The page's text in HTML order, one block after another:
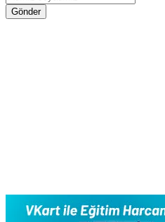
Gönder